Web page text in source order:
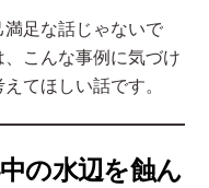
足な話じゃないで
こんな事例に気づけ
てほしい話です。
の水辺を蝕ん